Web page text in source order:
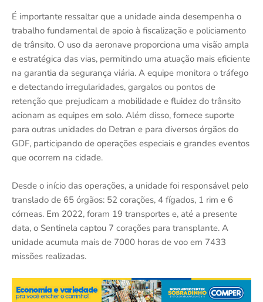
É importante ressaltar que a unidade ainda desempenha o
trabalho fundamental de apoio à fiscalização e policiamento
de trânsito. O uso da aeronave proporciona uma visão ampla
e estratégica das vias, permitindo uma atuação mais eficiente
na garantia da segurança viária. A equipe monitora o tráfego
e detectando irregularidades, gargalos ou pontos de
retenção que prejudicam a mobilidade e fluidez do trânsito
acionam as equipes em solo. Além disso, fornece suporte
para outras unidades do Detran e para diversos órgãos do
GDF, participando de operações especiais e grandes eventos
que ocorrem na cidade.
Desde o início das operações, a unidade foi responsável pelo
translado de 65 órgãos: 52 corações, 4 fígados, 1 rim e 6
córneas. Em 2022, foram 19 transportes e, até a presente
data, o Sentinela captou 7 corações para transplante. A
unidade acumula mais de 7000 horas de voo em 7433
missões realizadas.